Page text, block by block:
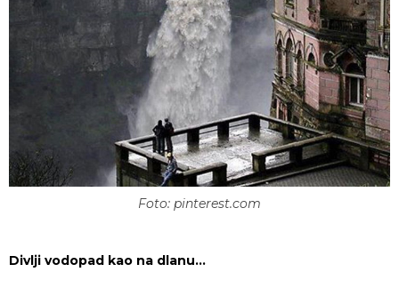
Foto: pinterest.com
Divlji vodopad kao na dlanu…